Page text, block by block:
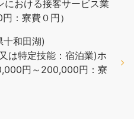
おける接客サービス業
：寮費０円）
和田湖)
は特定技能：宿泊業)ホ
円～200,000円：寮